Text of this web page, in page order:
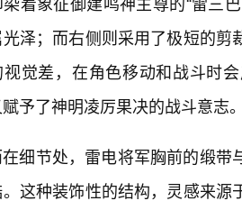
泽；而右侧则采用了极短的
视觉差，在角色移动和战斗时
予了神明凌厉果决的战斗意志
细节处，雷电将军胸前的缎
这种装饰性的结构，灵感来